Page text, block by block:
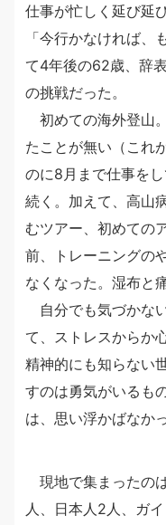
仕事が忙しく延び延
「今行かなければ、
て4年後の62歳、辞
の挑戦だった。
初めての海外登山
たことが無い（これ
のに8月まで仕事を
続く。加えて、高山
むツアー、初めての
前、トレーニングの
なくなった。湿布と
自分でも気づかな
て、ストレスからか
精神的にも知らない
すのは勇気がいるも
は、思い浮かばなか
現地で集まったの
人、日本人2人、ガ